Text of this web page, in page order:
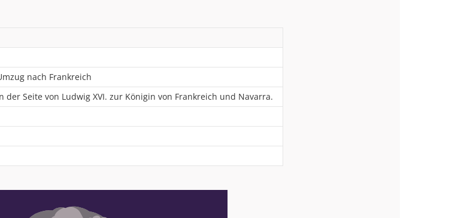
nach Frankreich
Seite von Ludwig XVI. zur Königin von Frankreich und Navarra.